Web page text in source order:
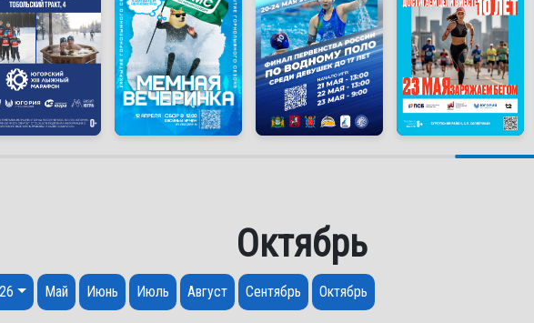
Октябрь
Май Июнь Июль Август Сентябрь Октябрь